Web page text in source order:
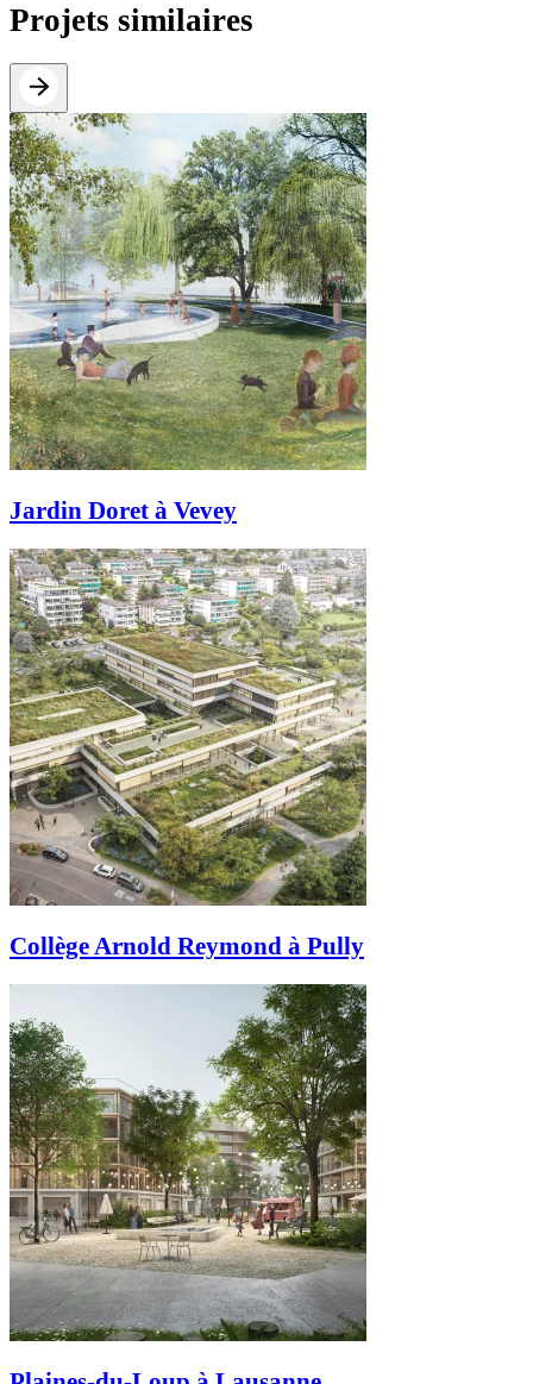
Projets similaires
Jardin Doret à Vevey
Collège Arnold Reymond à Pully